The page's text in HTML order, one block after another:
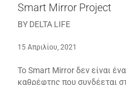
Smart Mirror Project
BY DELTA LIFE
15 Απριλίου, 2021
Το Smart Mirror δεν είναι
καθρέφτης που συνδέεται